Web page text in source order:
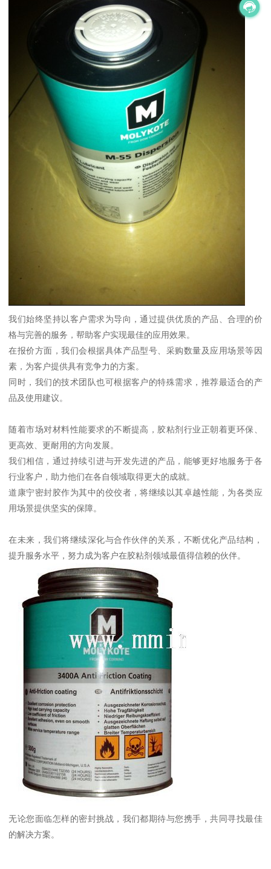
我们始终坚持以客户需求为导向，通过提供优质的产品、合理的价
格与完善的服务，帮助客户实现最佳的应用效果。
在报价方面，我们会根据具体产品型号、采购数量及应用场景等因
素，为客户提供具有竞争力的方案。
同时，我们的技术团队也可根据客户的特殊需求，推荐最适合的产
品及使用建议。
随着市场对材料性能要求的不断提高，胶粘剂行业正朝着更环保、
更高效、更耐用的方向发展。
我们相信，通过持续引进与开发先进的产品，能够更好地服务于各
行业客户，助力他们在各自领域取得更大的成就。
道康宁密封胶作为其中的佼佼者，将继续以其卓越性能，为各类应
用场景提供坚实的保障。
在未来，我们将继续深化与合作伙伴的关系，不断优化产品结构，
提升服务水平，努力成为客户在胶粘剂领域最值得信赖的伙伴。
无论您面临怎样的密封挑战，我们都期待与您携手，共同寻找最佳
的解决方案。